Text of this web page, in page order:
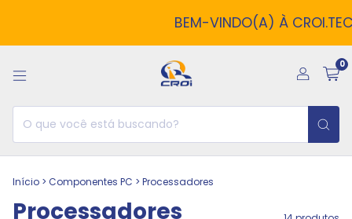
BEM-VINDO(A) À CROI.TECH!
0
Início > Componentes PC > Processadores
Processadores